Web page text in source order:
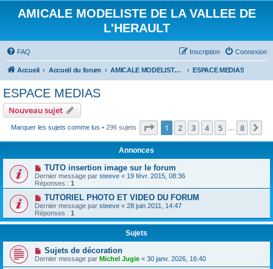
AMICALE MODELISTE DE LA VALLEE DE
L'HERAULT
FAQ Connexion
Inscription
Accueil Accueil du forum AMICALE MODELISTE DE LA VALLEE DE L'HERAULT ESPACE MEDIAS
ESPACE MEDIAS
Nouveau sujet
Marquer les sujets comme lus • 296 sujets Page 1sur8
1 2 3 4 5 8
Annonces
TUTO insertion image sur le forum
Dernier message par steeve « 19 févr. 2015, 08:36
Réponses : 1
TUTORIEL PHOTO ET VIDEO DU FORUM
Dernier message par steeve « 28 juin 2011, 14:47
Réponses : 1
Sujets
Sujets de décoration
Dernier message par Michel Jugie « 30 janv. 2026, 16:40